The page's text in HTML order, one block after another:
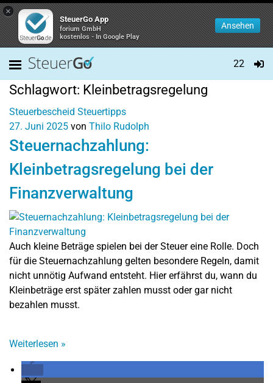
×
SteuerGo App
forium GmbH
kostenlos - In Google Play
Ansehen
22
Schlagwort: Kleinbetragsregelung
Steuerbescheid Steuertipps
27. Juni 2025 von Thilo Rudolph
Steuernachzahlung:
Kleinbetragsregelung bei der
Finanzverwaltung
Auch kleine Beträge spielen bei der Steuer eine Rolle. Doch
für die Steuernachzahlung gelten besondere Regeln, damit
nicht unnötig Aufwand entsteht. Hier erfährst du, wann du
Kleinbeträge erst später zahlen musst oder gar nicht
bezahlen musst.
Weiterlesen »